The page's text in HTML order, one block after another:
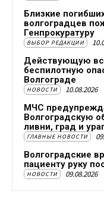
Близкие
волгоградцев
Генпрокуратуру
ВЫБОР РЕДАКЦИИ
Действующую
беспилотную
Волгограде
НОВОСТИ 10.08.2026
МЧС
Волгоградскую
ливни, град и
ГЛАВНЫЕ НОВОСТИ
Волгоградские
пациенту руку
НОВОСТИ 09.08.2026